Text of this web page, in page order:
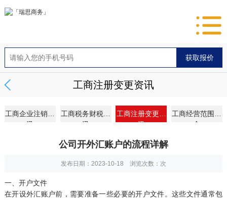
工商注册变更资讯
工商企业注销资
讯
工商税务财税资
讯
工商注册变更资
讯
工商经营范围大
全
公司开外汇账户的流程详解
发布日期：2023-10-18 浏览次数： 次
一、开户文件
在开设外汇账户前，需要准备一些必要的开户文件。这些文件通常包